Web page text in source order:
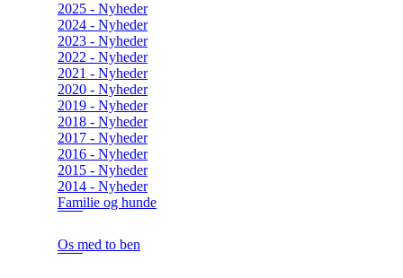
2025 - Nyheder
2024 - Nyheder
2023 - Nyheder
2022 - Nyheder
2021 - Nyheder
2020 - Nyheder
2019 - Nyheder
2018 - Nyheder
2017 - Nyheder
2016 - Nyheder
2015 - Nyheder
2014 - Nyheder
Familie og hunde
Os med to ben